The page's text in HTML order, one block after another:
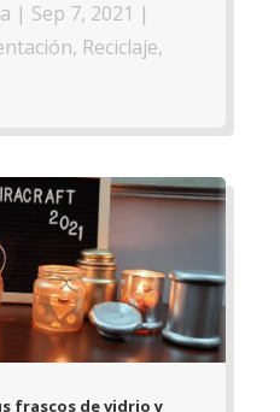
| Sep 7, 2021 |
, Reciclaje,
frascos de vidrio y